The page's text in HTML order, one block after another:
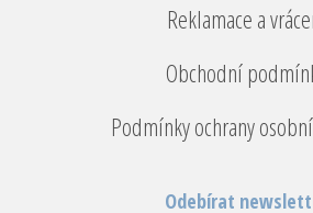
Reklamace a
Obchodní
Podmínky ochrany
Odebírat